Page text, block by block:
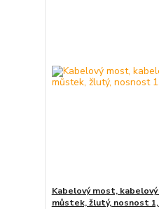
Kabelový most,
můstek, žlutý, nosnost